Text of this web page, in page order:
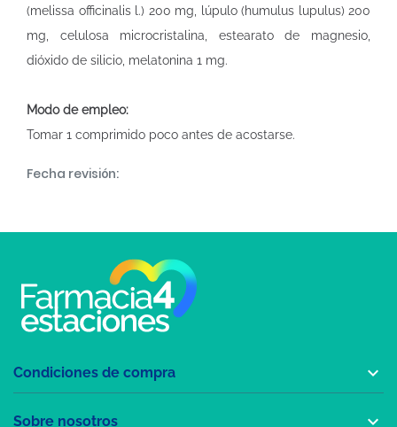
(melissa officinalis l.) 200 mg, lúpulo (humulus lupulus) 200
mg, celulosa microcristalina, estearato de magnesio,
dióxido de silicio, melatonina 1 mg.
Modo de empleo:
Tomar 1 comprimido poco antes de acostarse.
Fecha revisión:
Condiciones de compra 
Sobre nosotros 